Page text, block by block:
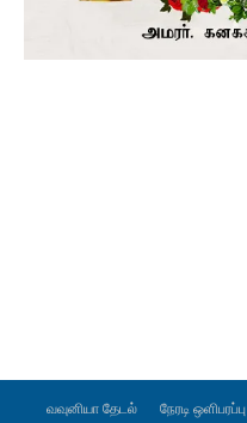
வவுனியா தேடல் நேரடி ஒளிபரப்பு